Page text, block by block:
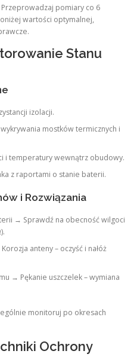
Przeprowadzaj pomiary co 6
wartości optymalnej,
Stanu
izolacji.
mostków termicznych i
i temperatury wewnątrz obudowy.
z raportami o stanie baterii.
i Rozwiązania
→ Sprawdź na obecność wilgoci
anteny – oczyść i nałóż
→ Pękanie uszczelek – wymiana
monitoruj po okresach
Ochrony